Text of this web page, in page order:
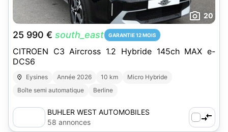
20
25 990 € south_east GARANTIE 12 MOIS
CITROEN C3 Aircross 1.2 Hybride 145ch MAX e-
DCS6
Eysines Année 2026 10 km
Micro Hybride
Boîte semi automatique
Berline
BUHLER WEST AUTOMOBILES
58 annonces